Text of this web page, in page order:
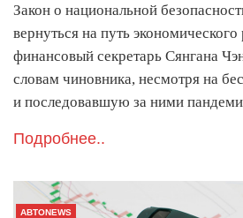
Закон о национальной
вернуться на путь экономического
финансовый секретарь Сянгана
словам чиновника, несмотря на
и последовавшую за ними
Подробнее..
АВТОNEWS